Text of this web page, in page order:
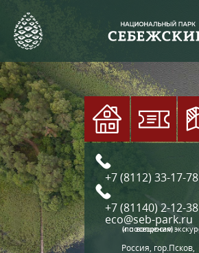
+7 (8112) 33-17-78
+7 (81140) 2-12-38
eco@seb-park.ru
(по вопросам экскурсий и посещения)
Россия, гор.Псков,